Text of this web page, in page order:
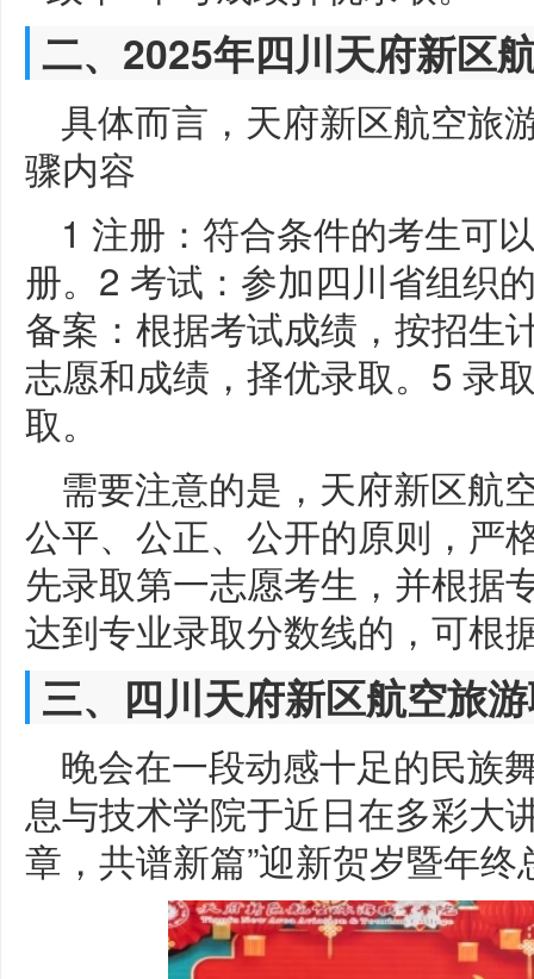
二、2025年四川天府新区
具体而言，天府新区航空旅
骤内容
1 注册：符合条件的考生可
册。2 考试：参加四川省组织
备案：根据考试成绩，按招生
志愿和成绩，择优录取。5 录
取。
需要注意的是，天府新区航
公平、公正、公开的原则，严
先录取第一志愿考生，并根据
达到专业录取分数线的，可根
三、四川天府新区航空旅
晚会在一段动感十足的民族
息与技术学院于近日在多彩大
章，共谱新篇”迎新贺岁暨年